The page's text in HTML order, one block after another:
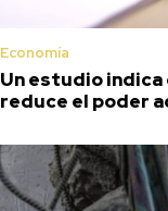
Economía
Un estudio
reduce el poder